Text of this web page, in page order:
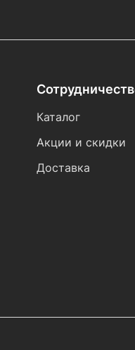
Каталог
Акции и скидки
Доставка